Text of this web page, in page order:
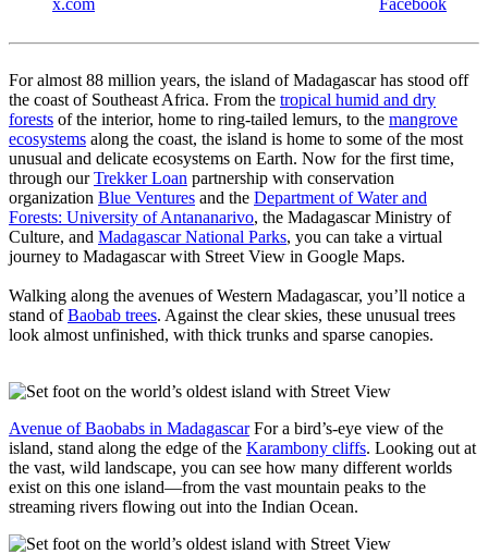
x.com Facebook
For almost 88 million years, the island of Madagascar has stood off
the coast of Southeast Africa. From the tropical humid and dry
forests of the interior, home to ring-tailed lemurs, to the mangrove
ecosystems along the coast, the island is home to some of the most
unusual and delicate ecosystems on Earth. Now for the first time,
through ourTrekker Loan partnership with conservation
organization Blue Ventures and the Department of Water and
Forests: University of Antananarivo, the Madagascar Ministry of
Culture, and Madagascar National Parks, you can take a virtual
journey to Madagascar with Street View in Google Maps.
Walking along the avenues of Western Madagascar, you’ll notice a
stand ofBaobab trees. Against the clear skies, these unusual trees
look almost unfinished, with thick trunks and sparse canopies.
Avenue of Baobabs in MadagascarFor a bird’s-eye view of the
island, stand along the edge of the Karambony cliffs. Looking out at
the vast, wild landscape, you can see how many different worlds
exist on this one island—from the vast mountain peaks to the
streaming rivers flowing out into the Indian Ocean.